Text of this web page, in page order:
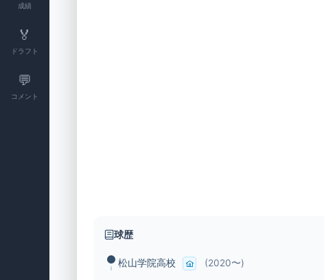
成績
🏅
ドラフト
💬
コメント
球歴
松山学院高校 (2020〜)